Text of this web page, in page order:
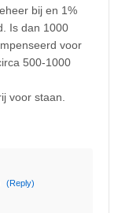
bij en 1%
Is dan 1000
voor
500-1000
voor staan.
(Reply)